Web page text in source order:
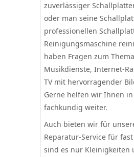
zuverlässiger
oder man seine
professionellen
Reinigungsmaschine
haben Fragen zum
Musikdienste, Internet-
TV mit hervorragender
Gerne helfen wir Ihnen
fachkundig weiter.
Auch bieten wir für
Reparatur-Service für
sind es nur Kleinigkeiten